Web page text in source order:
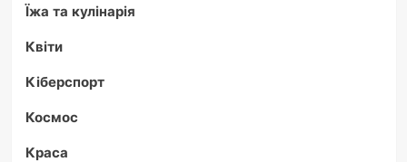
Їжа та кулінарія
Квіти
Кіберспорт
Космос
Краса